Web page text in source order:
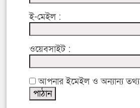
ই-মেইল :
ওয়েবসাইট :
আপনার ইমেইল ও অন্যান্য